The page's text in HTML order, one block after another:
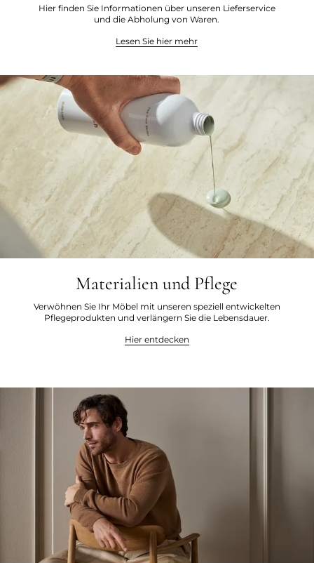
Hier finden Sie Informationen über unseren Lieferservice
und die Abholung von Waren.
Lesen Sie hier mehr
Materialien und Pflege
Verwöhnen Sie Ihr Möbel mit unseren speziell entwickelten
Pflegeprodukten und verlängern Sie die Lebensdauer.
Hier entdecken